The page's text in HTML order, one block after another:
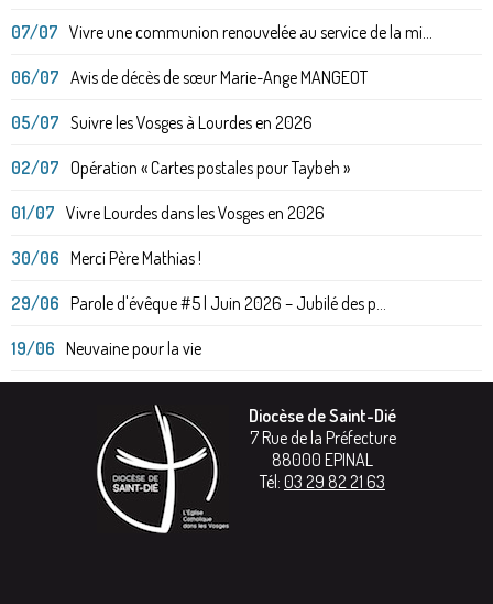
07/07 Vivre une communion renouvelée au service de la mi...
06/07 Avis de décès de sœur Marie-Ange MANGEOT
05/07 Suivre les Vosges à Lourdes en 2026
02/07 Opération « Cartes postales pour Taybeh »
01/07 Vivre Lourdes dans les Vosges en 2026
30/06 Merci Père Mathias !
29/06 Parole d'évêque #5 | Juin 2026 – Jubilé des p...
19/06 Neuvaine pour la vie
Diocèse de Saint-Dié
7 Rue de la Préfecture
88000 EPINAL
Tél: 03 29 82 21 63